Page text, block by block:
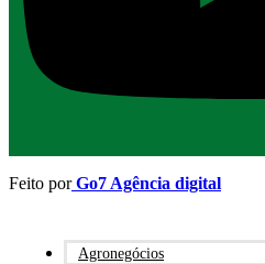
Feito porGo7 Agência digital
Agronegócios